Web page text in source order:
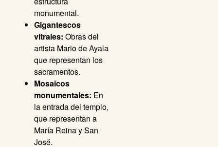
monumental.
Gigantescos
vitrales: Obras del
artista Mario de Ayala
que representan los
sacramentos.
Mosaicos
monumentales: En
la entrada del templo,
que representan a
María Reina y San
José.